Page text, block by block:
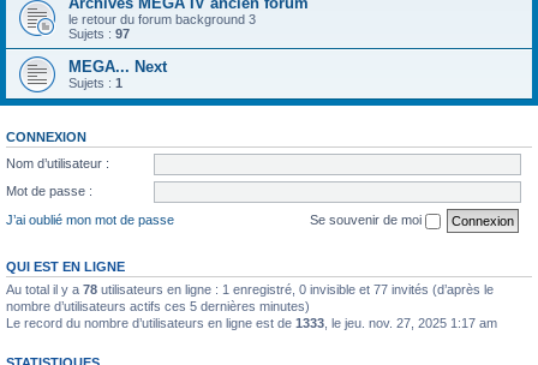
le retour du forum background 3
Sujets : 97
MEGA... Next
Sujets : 1
CONNEXION
Nom d’utilisateur :
Mot de passe :
J’ai oublié mon mot de passe
Se souvenir de moi
QUI EST EN LIGNE
Au total il y a 78 utilisateurs en ligne : 1 enregistré, 0 invisible et 77 invités (d’après le
nombre d’utilisateurs actifs ces 5 dernières minutes)
Le record du nombre d’utilisateurs en ligne est de 1333 , le jeu. nov. 27, 2025 1:17 am
STATISTIQUES